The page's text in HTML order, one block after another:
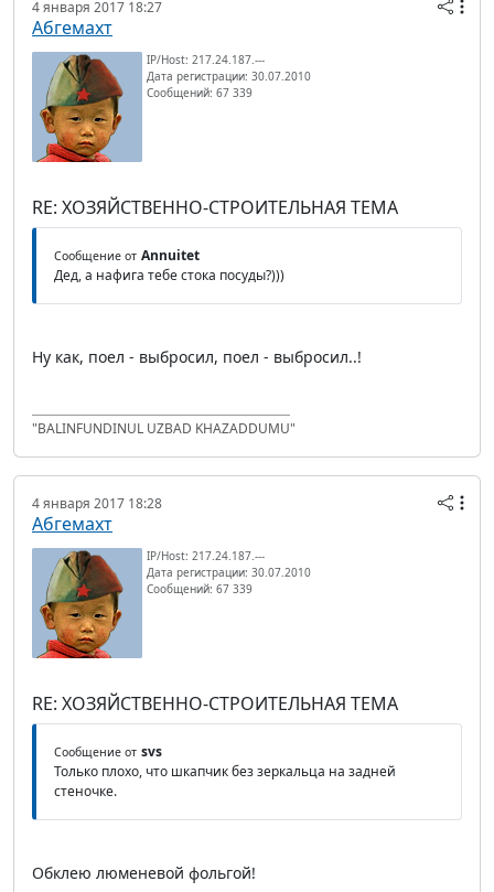
4 января 2017 18:27
Абгемахт
IP/Host: 217.24.187.---
Дата регистрации: 30.07.2010
Сообщений: 67 339
RE: ХОЗЯЙСТВЕННО-СТРОИТЕЛЬНАЯ ТЕМА
Сообщение от Annuitet
Дед, а нафига тебе стока посуды?)))
Ну как, поел - выбросил, поел - выбросил..!
"BALINFUNDINUL UZBAD KHAZADDUMU"
4 января 2017 18:28
Абгемахт
IP/Host: 217.24.187.---
Дата регистрации: 30.07.2010
Сообщений: 67 339
RE: ХОЗЯЙСТВЕННО-СТРОИТЕЛЬНАЯ ТЕМА
Сообщение от svs
Только плохо, что шкапчик без зеркальца на задней
стеночке.
Обклею люменевой фольгой!